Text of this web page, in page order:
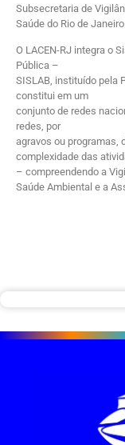
Subsecretaria de
Saúde do Rio de Janeiro.
O LACEN-RJ integra o
Pública –
SISLAB, instituído pela
constitui em um
conjunto de redes
redes, por
agravos ou programas,
complexidade das
– compreendendo a
Saúde Ambiental e a